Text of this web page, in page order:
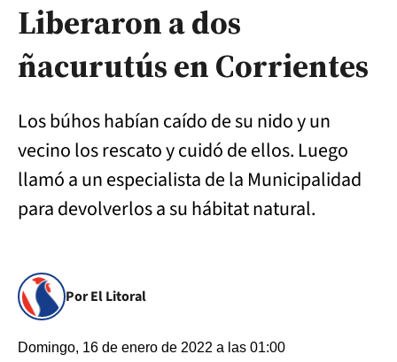
Liberaron a dos
ñacurutús en Corrientes
Los búhos habían caído de su nido y un
vecino los rescato y cuidó de ellos. Luego
llamó a un especialista de la Municipalidad
para devolverlos a su hábitat natural.
Por El Litoral
Domingo, 16 de enero de 2022 a las 01:00